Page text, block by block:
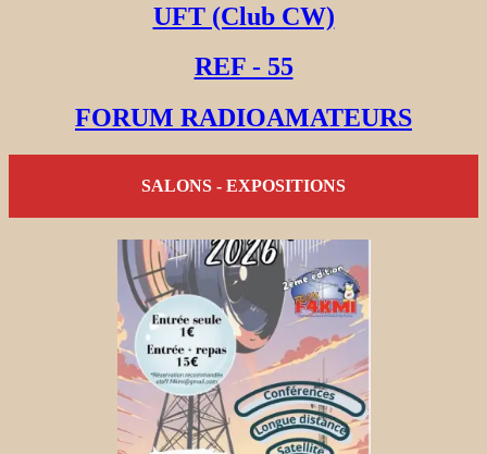
UFT (Club CW)
REF - 55
FORUM RADIOAMATEURS
SALONS - EXPOSITIONS